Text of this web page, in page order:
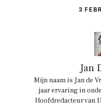
3
Jan
Mijn naam is Jan de
jaar ervaring in
Hoofdredacteur van